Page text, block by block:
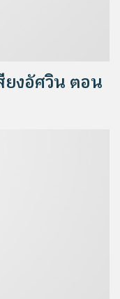
ยงอัศวิน ตอน